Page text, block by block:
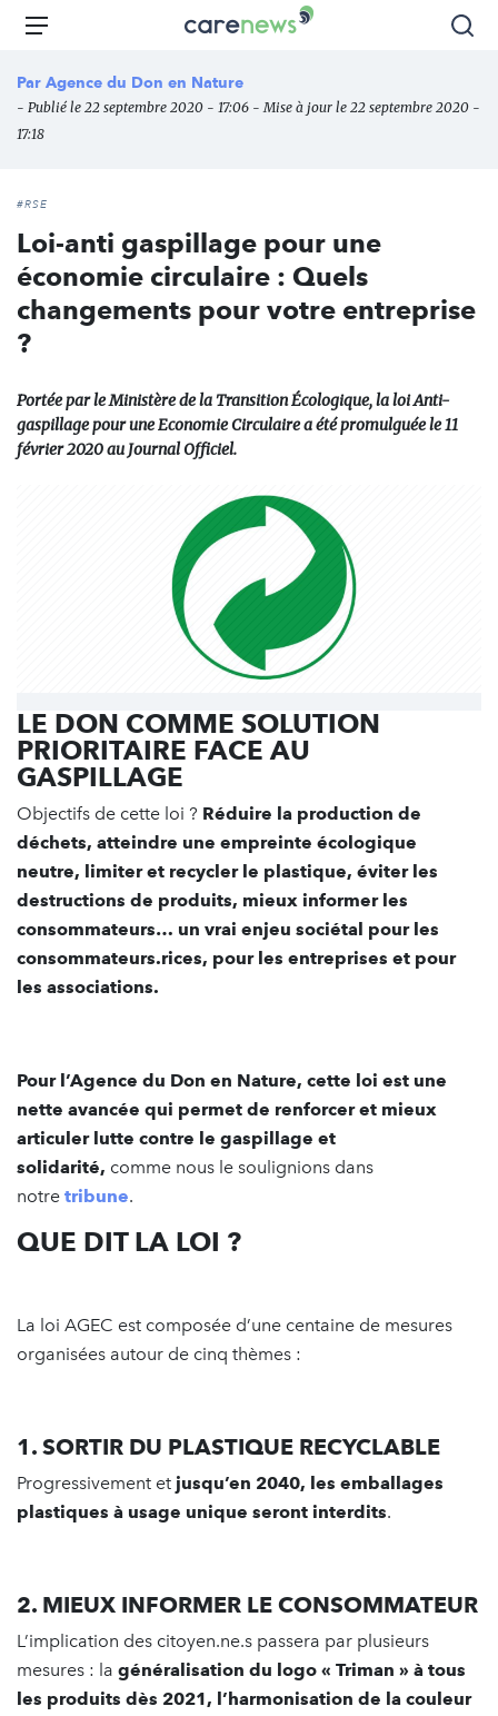
Aller
principal
Carenews,
média
des
Menu
Par Agence du Don en Nature
- Publié le 22 septembre 2020 - 17:06 - Mise à jour le 22 septembre 2020 -
17:18
#RSE
Loi-anti gaspillage pour une
économie circulaire : Quels
changements pour votre entreprise
?
Portée par le Ministère de la Transition Écologique, la loi Anti-
gaspillage pour une Economie Circulaire a été promulguée le 11
février 2020 au Journal Officiel.
LE DON COMME SOLUTION
PRIORITAIRE FACE AU
GASPILLAGE
Objectifs de cette loi ? Réduire la production de
déchets, atteindre une empreinte écologique
neutre, limiter et recycler le plastique, éviter les
destructions de produits, mieux informer les
consommateurs… un vrai enjeu sociétal pour les
consommateurs.rices, pour les entreprises et pour
les associations.
Pour l’Agence du Don en Nature, cette loi est une
nette avancée qui permet de renforcer et mieux
articuler lutte contre le gaspillage et
solidarité, comme nous le soulignions dans
notre tribune.
QUE DIT LA LOI ?
La loi AGEC est composée d’une centaine de mesures
organisées autour de cinq thèmes :
1. SORTIR DU PLASTIQUE RECYCLABLE
Progressivement et jusqu’en 2040, les emballages
plastiques à usage unique seront interdits.
2. MIEUX INFORMER LE CONSOMMATEUR
L’implication des citoyen.ne.s passera par plusieurs
mesures : la généralisation du logo « Triman » à tous
les produits dès 2021, l’harmonisation de la couleur